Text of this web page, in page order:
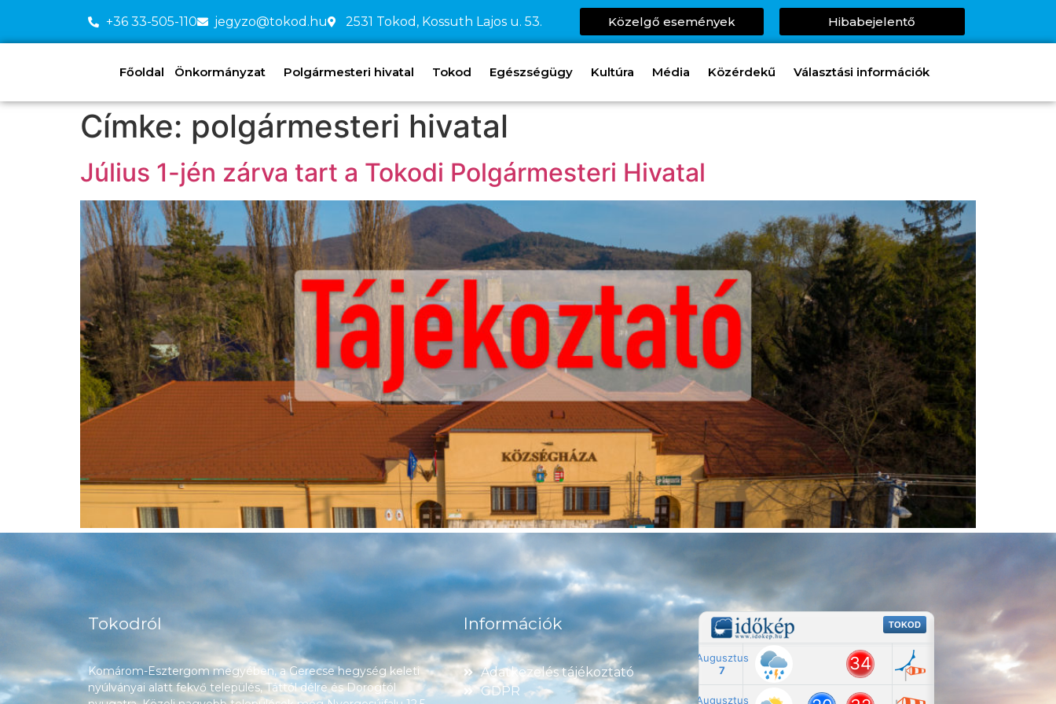
+36 33-505-110 jegyzo@tokod.hu 2531 Tokod, Kossuth Lajos u. 53. Közelgő események Hibabejelentő
Főoldal Önkormányzat Polgármesteri hivatal Tokod Egészségügy Kultúra Média Közérdekű Választási információk
Címke: polgármesteri hivatal
Július 1-jén zárva tart a Tokodi Polgármesteri Hivatal
Tokodról
Komárom-Esztergom megyében, a Gerecse hegység keleti
nyúlványai alatt fekvő település, Táttól délre és Dorogtól
Információk
Adatkezelés tájékoztató
GDPR